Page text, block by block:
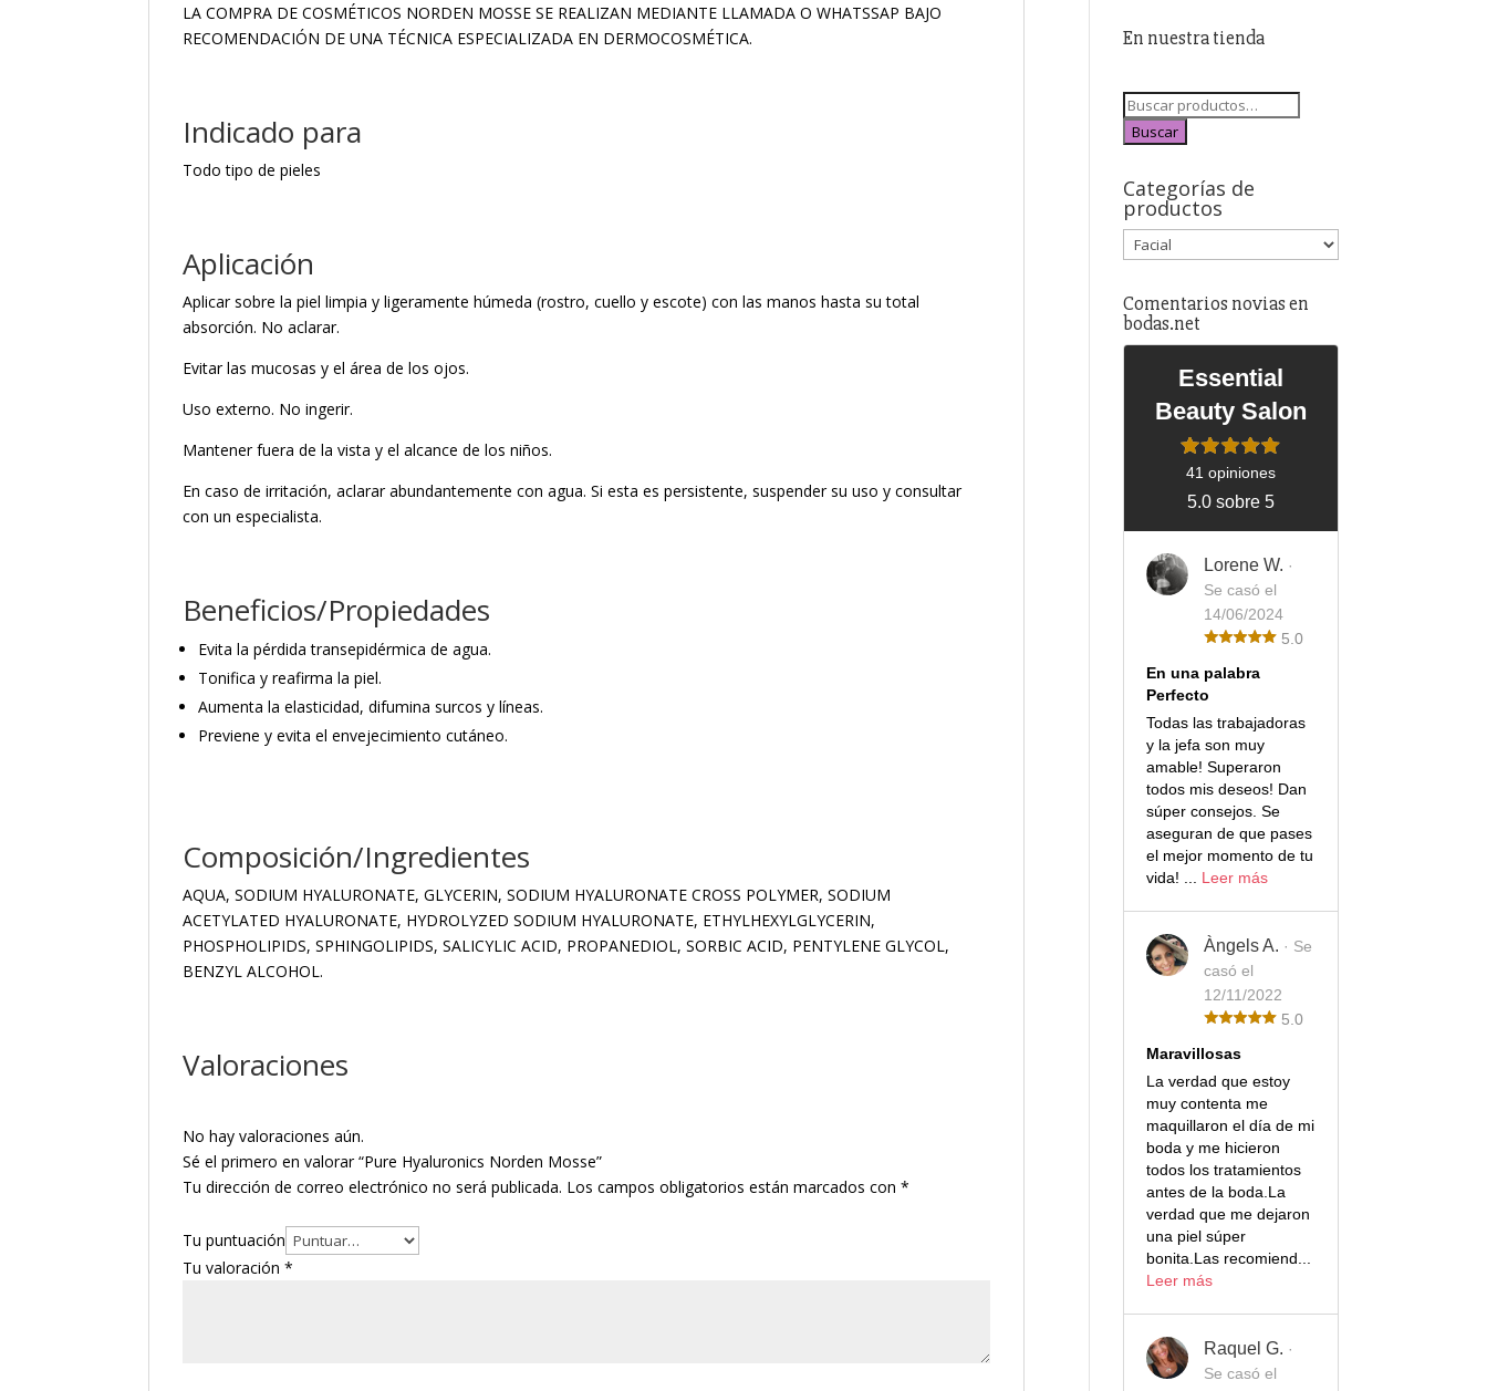
LA COMPRA DE COSMÉTICOS NORDEN MOSSE SE REALIZAN MEDIANTE LLAMADA O WHATSSAP BAJO
RECOMENDACIÓN DE UNA TÉCNICA ESPECIALIZADA EN DERMOCOSMÉTICA.
Indicado para
Todo tipo de pieles
Aplicación
Aplicar sobre la piel limpia y ligeramente húmeda (rostro, cuello y escote) con las manos hasta su total
absorción. No aclarar.
Evitar las mucosas y el área de los ojos.
Uso externo. No ingerir.
Mantener fuera de la vista y el alcance de los niños.
En caso de irritación, aclarar abundantemente con agua. Si esta es persistente, suspender su uso y consultar
con un especialista.
Beneficios/Propiedades
Evita la pérdida transepidérmica de agua.
Tonifica y reafirma la piel.
Aumenta la elasticidad, difumina surcos y líneas.
Previene y evita el envejecimiento cutáneo.
Composición/Ingredientes
AQUA, SODIUM HYALURONATE, GLYCERIN, SODIUM HYALURONATE CROSS POLYMER, SODIUM
ACETYLATED HYALURONATE, HYDROLYZED SODIUM HYALURONATE, ETHYLHEXYLGLYCERIN,
PHOSPHOLIPIDS, SPHINGOLIPIDS, SALICYLIC ACID, PROPANEDIOL, SORBIC ACID, PENTYLENE GLYCOL,
BENZYL ALCOHOL.
Valoraciones
No hay valoraciones aún.
Sé el primero en valorar “Pure Hyaluronics Norden Mosse”
Tu dirección de correo electrónico no será publicada. Los campos obligatorios están marcados con*
Tu puntuación
Tu valoración*
En nuestra tienda
Buscar
Categorías de
productos
Comentarios novias en
bodas.net
Essential
Beauty Salon
41 opiniones
5.0 sobre 5
Lorene W. ·
Se casó el
14/06/2024
5.0
En una palabra
Perfecto
Todas las trabajadoras
y la jefa son muy
amable! Superaron
todos mis deseos! Dan
súper consejos. Se
aseguran de que pases
el mejor momento de tu
vida! ... Leer más
Àngels A. · Se
casó el
12/11/2022
5.0
Maravillosas
La verdad que estoy
muy contenta me
maquillaron el día de mi
boda y me hicieron
todos los tratamientos
antes de la boda.La
verdad que me dejaron
una piel súper
bonita.Las recomiend...
Leer más
Raquel G. ·
Se casó el